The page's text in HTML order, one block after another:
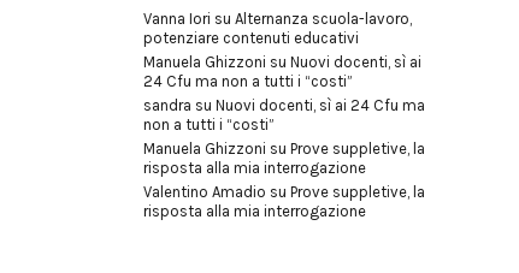
Vanna Iori su Alternanza scuola-lavoro,
potenziare contenuti educativi
Manuela Ghizzoni su Nuovi docenti, sì ai
24 Cfu ma non a tutti i “costi”
sandra su Nuovi docenti, sì ai 24 Cfu ma
non a tutti i “costi”
Manuela Ghizzoni su Prove suppletive, la
risposta alla mia interrogazione
Valentino Amadio su Prove suppletive, la
risposta alla mia interrogazione